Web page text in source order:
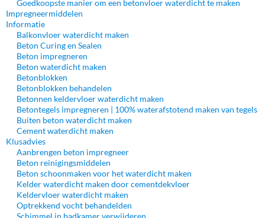
Goedkoopste manier om een betonvloer waterdicht te maken
Impregneermiddelen
Informatie
Balkonvloer waterdicht maken
Beton Curing en Sealen
Beton impregneren
Beton waterdicht maken
Betonblokken
Betonblokken behandelen
Betonnen keldervloer waterdicht maken
Betontegels impregneren | 100% waterafstotend maken van tegels
Buiten beton waterdicht maken
Cement waterdicht maken
Klusadvies
Aanbrengen beton impregneer
Beton reinigingsmiddelen
Beton schoonmaken voor het waterdicht maken
Kelder waterdicht maken door cementdekvloer
Keldervloer waterdicht maken
Optrekkend vocht behandelden
Schimmel in badkamer verwijderen